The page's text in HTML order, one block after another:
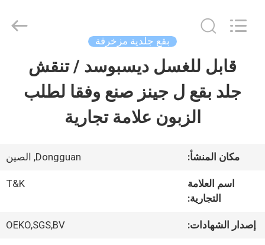
منزل
حول
جولة
Garment
Accessories
بقع جلدية مزخرفة
قابل للغسل ديسبوسد / تنقش
جلد بقع ل جينز صنع وفقا لطلب
الزبون علامة تجارية
مكان المنشأ: Dongguan, الصين
اسم العلامة
التجارية:
T&K
إصدار الشهادات: OEKO,SGS,BV